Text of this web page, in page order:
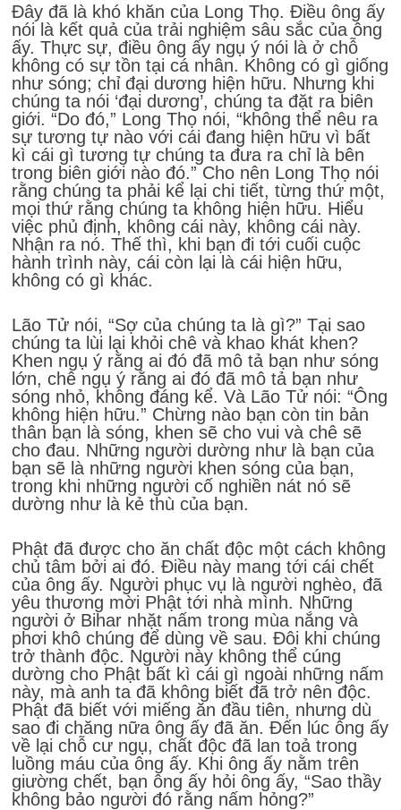
Đây đã là khó khăn của Long Thọ. Điều ông ấy
nói là kết quả của trải nghiệm sâu sắc của ông
ấy. Thực sự, điều ông ấy ngụ ý nói là ở chỗ
không có sự tồn tại cá nhân. Không có gì giống
như sóng; chỉ đại dương hiện hữu. Nhưng khi
chúng ta nói ‘đại dương’, chúng ta đặt ra biên
giới. “Do đó,” Long Thọ nói, “không thể nêu ra
sự tương tự nào với cái đang hiện hữu vì bất
kì cái gì tương tự chúng ta đưa ra chỉ là bên
trong biên giới nào đó.” Cho nên Long Thọ nói
rằng chúng ta phải kể lại chi tiết, từng thứ một,
mọi thứ rằng chúng ta không hiện hữu. Hiểu
việc phủ định, không cái này, không cái này.
Nhận ra nó. Thế thì, khi bạn đi tới cuối cuộc
hành trình này, cái còn lại là cái hiện hữu,
không có gì khác.
Lão Tử nói, “Sợ của chúng ta là gì?” Tại sao
chúng ta lùi lại khỏi chê và khao khát khen?
Khen ngụ ý rằng ai đó đã mô tả bạn như sóng
lớn, chê ngụ ý rằng ai đó đã mô tả bạn như
sóng nhỏ, không đáng kể. Và Lão Tử nói: “Ông
không hiện hữu.” Chừng nào bạn còn tin bản
thân bạn là sóng, khen sẽ cho vui và chê sẽ
cho đau. Những người dường như là bạn của
bạn sẽ là những người khen sóng của bạn,
trong khi những người cố nghiền nát nó sẽ
dường như là kẻ thù của bạn.
Phật đã được cho ăn chất độc một cách không
chủ tâm bởi ai đó. Điều này mang tới cái chết
của ông ấy. Người phục vụ là người nghèo, đã
yêu thương mời Phật tới nhà mình. Những
người ở Bihar nhặt nấm trong mùa nắng và
phơi khô chúng để dùng về sau. Đôi khi chúng
trở thành độc. Người này không thể cúng
dường cho Phật bất kì cái gì ngoài những nấm
này, mà anh ta đã không biết đã trở nên độc.
Phật đã biết với miếng ăn đầu tiên, nhưng dù
sao đi chăng nữa ông ấy đã ăn. Đến lúc ông ấy
về lại chỗ cư ngụ, chất độc đã lan toả trong
luồng máu của ông ấy. Khi ông ấy nằm trên
giường chết, bạn ông ấy hỏi ông ấy, “Sao thầy
không bảo người đó rằng nấm hỏng?”